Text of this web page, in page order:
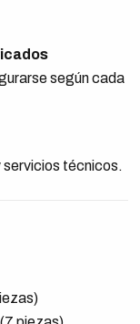
según cada
servicios técnicos.